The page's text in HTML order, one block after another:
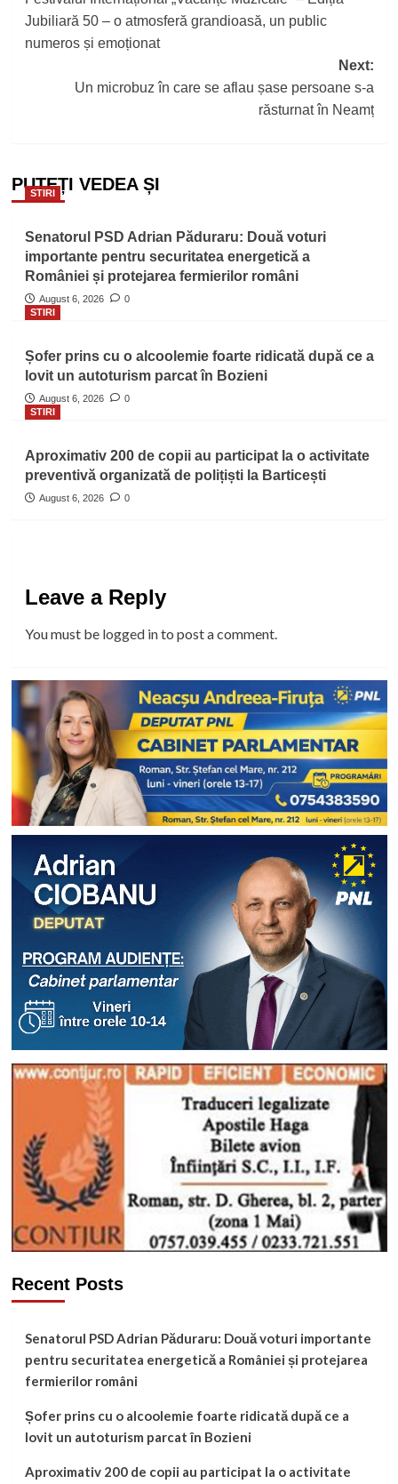
navigation
Jubiliară 50 – o atmosferă grandioasă, un public
numeros și emoționat
Next:
Un microbuz în care se aflau șase persoane s-a
răsturnat în Neamț
PUTEȚI VEDEA ȘI
STIRI
Senatorul PSD Adrian Păduraru: Două voturi
importante pentru securitatea energetică a
României și protejarea fermierilor români
August 6, 2026
0
STIRI
Șofer prins cu o alcoolemie foarte ridicată după ce a
lovit un autoturism parcat în Bozieni
August 6, 2026
0
STIRI
Aproximativ 200 de copii au participat la o activitate
preventivă organizată de polițiști la Barticești
August 6, 2026 0
Leave a Reply
You must be logged into post a comment.
Recent Posts
Senatorul PSD Adrian Păduraru: Două voturi importante
pentru securitatea energetică a României și protejarea
fermierilor români
Șofer prins cu o alcoolemie foarte ridicată după ce a
lovit un autoturism parcat în Bozieni
Aproximativ 200 de copii au participat la o activitate